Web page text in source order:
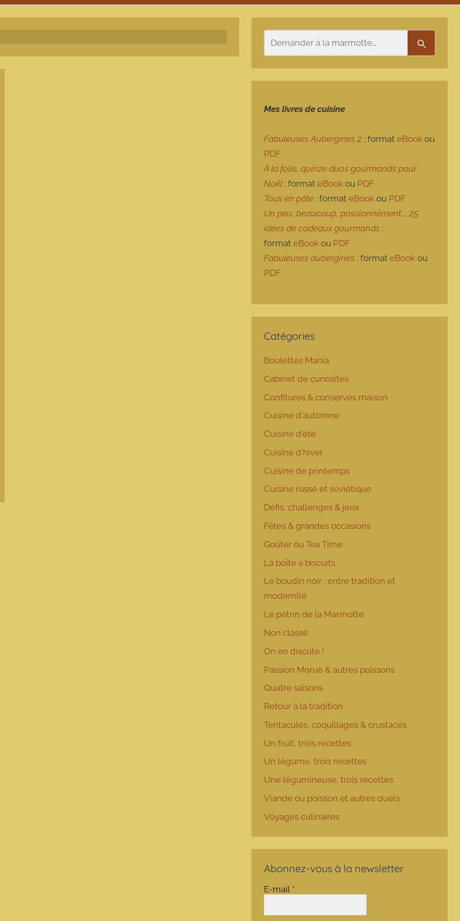
Mes livres de cuisine
Fabuleuses Aubergines 2 : formateBook ou
PDF
À la folie, quinze duos gourmands pour
Noël : formateBook ou PDF
Tous en pâte : formateBook ou PDF
Un peu, beaucoup, passionnément…, 25
idées de cadeaux gourmands :
formateBook ou PDF
Fabuleuses aubergines : formateBook ou
PDF
Catégories
Boulettes Mania
Cabinet de curiosités
Confitures & conserves maison
Cuisine d'automne
Cuisine d'été
Cuisine d'hiver
Cuisine de printemps
Cuisine russe et soviétique
Défis, challenges & jeux
Fêtes & grandes occasions
Goûter ou Tea Time
La boîte à biscuits
Le boudin noir : entre tradition et
modernité
Le pétrin de la Marmotte
Non classé
On en discute !
Passion Morue & autres poissons
Quatre saisons
Retour à la tradition
Tentacules, coquillages & crustacés
Un fruit, trois recettes
Un légume, trois recettes
Une légumineuse, trois recettes
Viande ou poisson et autres duels
Voyages culinaires
Abonnez-vous à la newsletter
E-mail *